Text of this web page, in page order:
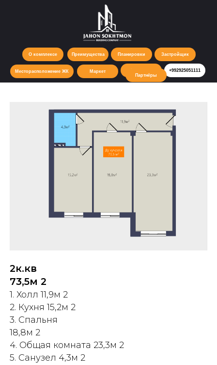
О комплексе Преимущества Планировки
Месторасположение ЖК
Застройщик
Маркет Контакты
+992925051111
Партнёры
2к.кв
73,5м 2
1. Холл 11,9м 2
2. Кухня 15,2м 2
3. Спальня
18,8м 2
4. Общая комната 23,3м 2
5. Санузел 4,3м 2